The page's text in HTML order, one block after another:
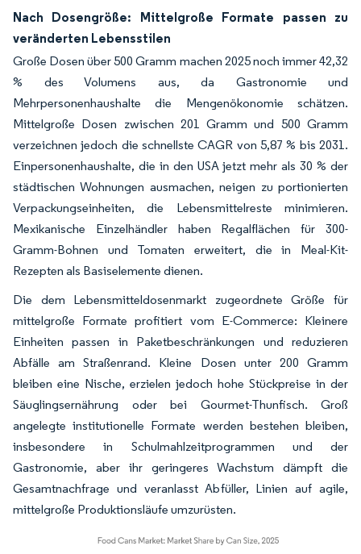
Nach Dosengröße: Mittelgroße Formate passen zu
veränderten Lebensstilen
Große Dosen über 500 Gramm machen 2025 noch immer 42,32
% des Volumens aus, da Gastronomie und
Mehrpersonenhaushalte die Mengenökonomie schätzen.
Mittelgroße Dosen zwischen 201 Gramm und 500 Gramm
verzeichnen jedoch die schnellste CAGR von 5,87 % bis 2031.
Einpersonenhaushalte, die in den USA jetzt mehr als 30 % der
städtischen Wohnungen ausmachen, neigen zu portionierten
Verpackungseinheiten, die Lebensmittelreste minimieren.
Mexikanische Einzelhändler haben Regalflächen für 300-
Gramm-Bohnen und Tomaten erweitert, die in Meal-Kit-
Rezepten als Basiselemente dienen.
Die dem Lebensmitteldosenmarkt zugeordnete Größe für
mittelgroße Formate profitiert vom E-Commerce: Kleinere
Einheiten passen in Paketbeschränkungen und reduzieren
Abfälle am Straßenrand. Kleine Dosen unter 200 Gramm
bleiben eine Nische, erzielen jedoch hohe Stückpreise in der
Säuglingsernährung oder bei Gourmet-Thunfisch. Groß
angelegte institutionelle Formate werden bestehen bleiben,
insbesondere in Schulmahlzeitprogrammen und der
Gastronomie, aber ihr geringeres Wachstum dämpft die
Gesamtnachfrage und veranlasst Abfüller, Linien auf agile,
mittelgroße Produktionsläufe umzurüsten.